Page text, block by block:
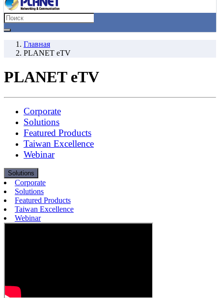
Главная
PLANET eTV
PLANET eTV
Corporate
Solutions
Featured Products
Taiwan Excellence
Webinar
Solutions
Corporate
Solutions
Featured Products
Taiwan Excellence
Webinar